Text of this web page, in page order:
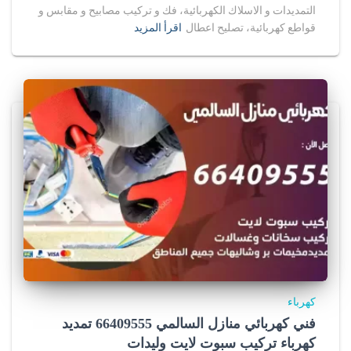
u
o
r
s
a
e
i
n
u
s
التمديدات و الاسلاك الكهربائية، فك و تركيب مصابيح و مقابس و
قواطع كهربائية، تصليح اعطال اقرأ المزيد
كهرباء
فني كهربائي منازل السالمي 66409555 تمديد
كهرباء تركيب سبوت لايت وليدات